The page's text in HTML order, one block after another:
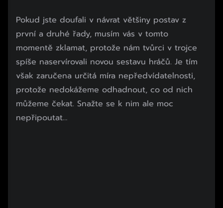
Začátek reklamy
Konec reklamy
Pokud jste doufali v návrat většiny postav z
první a druhé řady, musím vás v tomto
momentě zklamat, protože nám tvůrci v trojce
spíše naservírovali novou sestavu hráčů. Je tím
však zaručena určitá míra nepředvídatelnosti,
protože nedokážeme odhadnout, co od nich
můžeme čekat. Snažte se k nim ale moc
nepřipoutat…